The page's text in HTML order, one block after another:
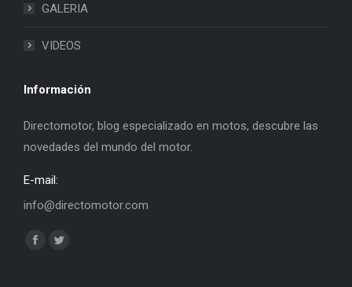
GALERIA
VIDEOS
Información
Directomotor, blog especializado en motos, descubre las
novedades del mundo del motor.
E-mail:
info@directomotor.com
Find us on:
Facebook
Twitter